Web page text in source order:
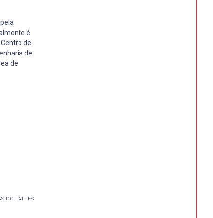
é
de
de
de
DO LATTES